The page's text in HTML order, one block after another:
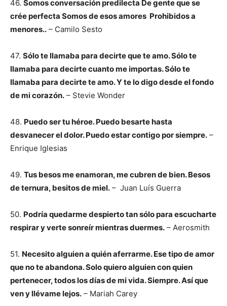
46. Somos conversación predilecta De gente que se
crée perfecta Somos de esos amores Prohibidos a
menores.. – Camilo Sesto
47. Sólo te llamaba para decirte que te amo. Sólo te
llamaba para decirte cuanto me importas. Sólo te
llamaba para decirte te amo. Y te lo digo desde el fondo
de mi corazón. – Stevie Wonder
48. Puedo ser tu héroe. Puedo besarte hasta
desvanecer el dolor. Puedo estar contigo por siempre. –
Enrique Iglesias
49. Tus besos me enamoran, me cubren de bien. Besos
de ternura, besitos de miel. – Juan Luís Guerra
50. Podría quedarme despierto tan sólo para escucharte
respirar y verte sonreír mientras duermes. – Aerosmith
51. Necesito alguien a quién aferrarme. Ese tipo de amor
que no te abandona. Solo quiero alguien con quien
pertenecer, todos los días de mi vida. Siempre. Así que
ven y llévame lejos. – Mariah Carey